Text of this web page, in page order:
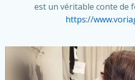
est un véritable conte de
https://